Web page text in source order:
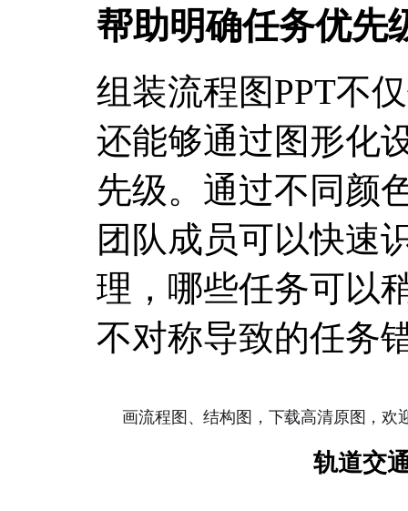
帮助明确任务优先
组装流程图PPT不
还能够通过图形化
先级。通过不同颜
团队成员可以快速
理，哪些任务可以
不对称导致的任务